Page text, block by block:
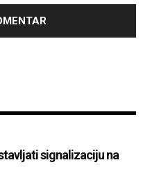
signalizaciju na